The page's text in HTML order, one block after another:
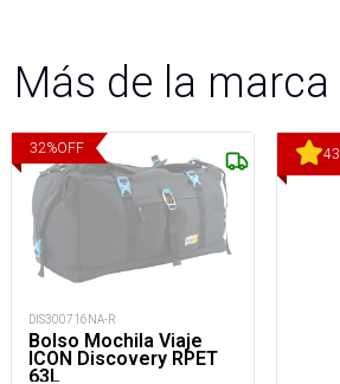
Más de la marca
32%OFF
DIS300716NA-R
Bolso Mochila Viaje
ICON Discovery RPET
63L
43